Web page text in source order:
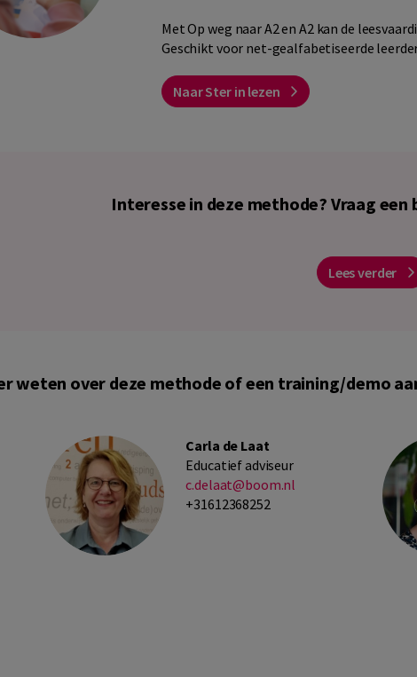
Met Op weg naar A2 en A2 kan de
Geschikt voor net-gealfabetiseerde
Naar Ster in lezen
Interesse in deze methode? Vraag
Lees verder
weten over deze methode of een training/demo
Carla de Laat
Educatief adviseur
c.delaat@boom.nl
+31612368252